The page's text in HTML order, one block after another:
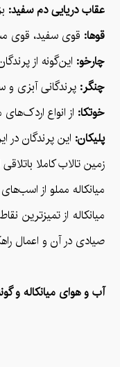
عقاب دریایی دم سفید:
قوها: قوی سفید، قوی
چارخو: این‌گونه از
چنگر: پرندگانی آبزی و
خوتکا: از انواع
پلیکان: این پرندگان
زمین تالاب کاملا
میانکاله مملو از اسب‌های سرخ‌مو نیز هست که
میانکاله از تمیزترین
صیادی در آن و اعمال
آب و هوای میانکاله و